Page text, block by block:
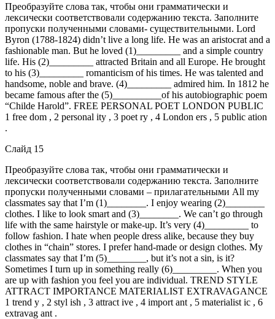
Преобразуйте слова так, чтобы они грамматически и
лексически соответствовали содержанию текста. Заполните
пропуски полученными словами- существительными. Lord
Byron (1788-1824) didn’t live a long life. He was an aristocrat and a
fashionable man. But he loved (1)_________ and a simple country
life. His (2)_________ attracted Britain and all Europe. He brought
to his (3)_________ romanticism of his times. He was talented and
handsome, noble and brave. (4)_________ admired him. In 1812 he
became famous after the (5)__________of his autobiographic poem
“Childe Harold”. FREE PERSONAL POET LONDON PUBLIC
1 free dom , 2 personal ity , 3 poet ry , 4 London ers , 5 public ation
.
Слайд 15
Преобразуйте слова так, чтобы они грамматически и
лексически соответствовали содержанию текста. Заполните
пропуски полученными словами – прилагательными All my
classmates say that I’m (1)________. I enjoy wearing (2)________
clothes. I like to look smart and (3)________. We can’t go through
life with the same hairstyle or make-up. It’s very (4)_________ to
follow fashion. I hate when people dress alike, because they buy
clothes in “chain” stores. I prefer hand-made or design clothes. My
classmates say that I’m (5)________, but it’s not a sin, is it?
Sometimes I turn up in something really (6)_________. When you
are up with fashion you feel you are individual. TREND STYLE
ATTRACT IMPORTANCE MATERIALIST EXTRAVAGANCE
1 trend y , 2 styl ish , 3 attract ive , 4 import ant , 5 materialist ic , 6
extravag ant .